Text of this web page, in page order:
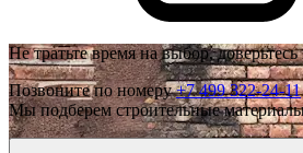
Не тратьте время на выбор,
Позвоните по номеру+7 499 322-24-11
Мы подберем строительные